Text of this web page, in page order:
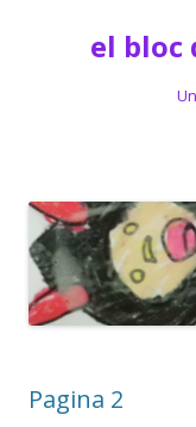
el bloc
Pagina 2